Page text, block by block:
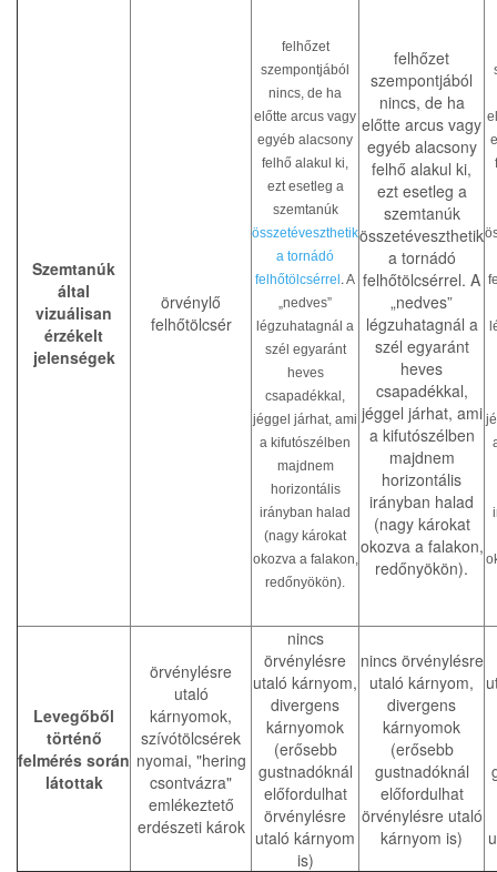
Szemtanúk
által
vizuálisan
érzékelt
jelenségek
örvénylő
felhőtölcsér
felhőzet
szempontjából
nincs, de ha
előtte arcus vagy
egyéb alacsony
felhő alakul ki,
ezt esetleg a
szemtanúk
összetéveszthetik
a tornádó
felhőtölcsérrel . A
„nedves”
légzuhatagnál a
szél egyaránt
heves
csapadékkal,
jéggel járhat, ami
a kifutószélben
majdnem
horizontális
irányban halad
(nagy károkat
okozva a falakon,
redőnyökön).
felhőzet
szempontjából
nincs, de ha
előtte arcus vagy
egyéb alacsony
felhő alakul ki,
ezt esetleg a
szemtanúk
összetéveszthetik
a tornádó
felhőtölcsérrel. A
„nedves”
légzuhatagnál a
szél egyaránt
heves
csapadékkal,
jéggel járhat, ami
a kifutószélben
majdnem
horizontális
irányban halad
(nagy károkat
okozva a falakon,
redőnyökön).
Levegőből
történő
felmérés során
látottak
örvénylésre
utaló
kárnyomok,
szívótölcsérek
nyomai, "hering
csontvázra"
emlékeztető
erdészeti károk
nincs
örvénylésre
utaló kárnyom,
divergens
kárnyomok
(erősebb
gustnadóknál
előfordulhat
örvénylésre
utaló kárnyom
is)
nincs örvénylésre
utaló kárnyom,
divergens
kárnyomok
(erősebb
gustnadóknál
előfordulhat
örvénylésre utaló
kárnyom is)